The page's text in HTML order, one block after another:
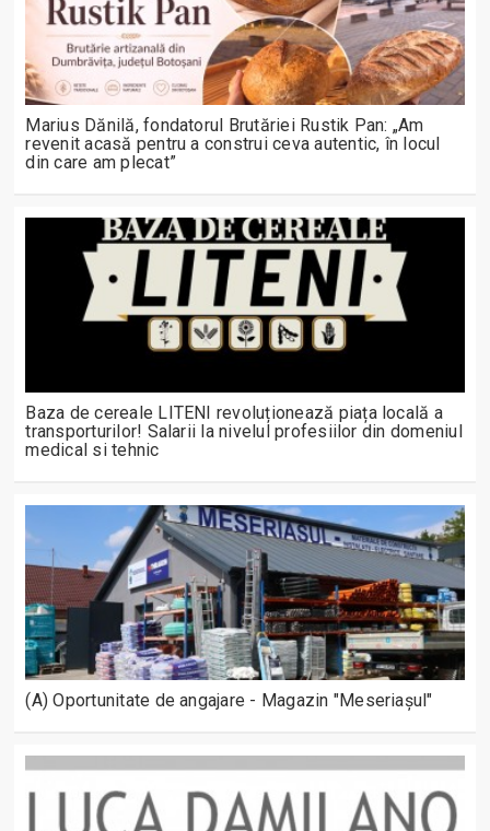
Marius Dănilă, fondatorul Brutăriei Rustik Pan: „Am
revenit acasă pentru a construi ceva autentic, în locul
din care am plecat”
Baza de cereale LITENI revoluționează piața locală a
transporturilor! Salarii la nivelul profesiilor din domeniul
medical si tehnic
(A) Oportunitate de angajare - Magazin "Meseriașul"